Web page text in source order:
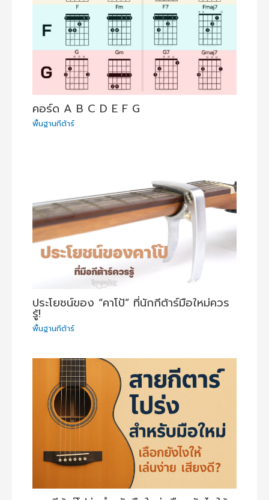
คอร์ด A B C D E F G
พื้นฐานกีต้าร์
ประโยชน์ของ “คาโป้” ที่นักกีต้าร์มือใหม่ควร
รู้!
พื้นฐานกีต้าร์